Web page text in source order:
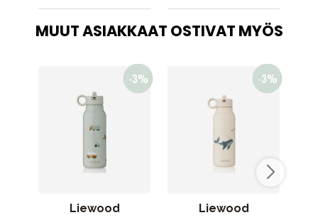
MUUT ASIAKKAAT OSTIVAT MYÖS
Liewood
Liewood